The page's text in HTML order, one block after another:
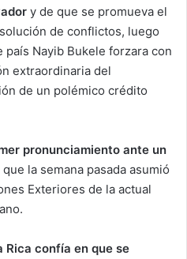
y de que se promueva el
de conflictos, luego
Nayib Bukele forzara con
extraordinaria del
de un polémico crédito
pronunciamiento ante un
la semana pasada asumió
Exteriores de la actual
Rica confía en que se